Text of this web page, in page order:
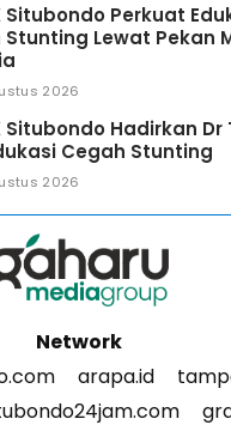
Situbondo Perkuat
Stunting Lewat Pekan
2026
Situbondo Hadirkan Dr
Cegah Stunting
2026
Network
arapa.id